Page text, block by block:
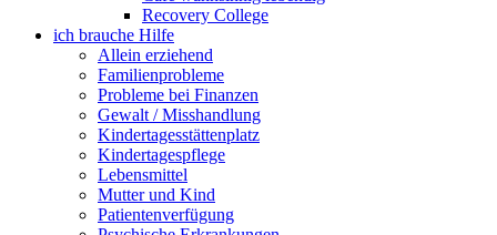
Recovery College
ich brauche Hilfe
Allein erziehend
Familienprobleme
Probleme bei Finanzen
Gewalt / Misshandlung
Kindertagesstättenplatz
Kindertagespflege
Lebensmittel
Mutter und Kind
Patientenverfügung